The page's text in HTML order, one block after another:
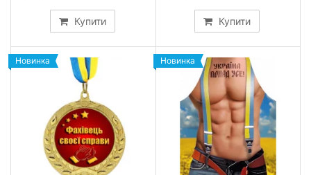
Купити Купити
Новинка Новинка